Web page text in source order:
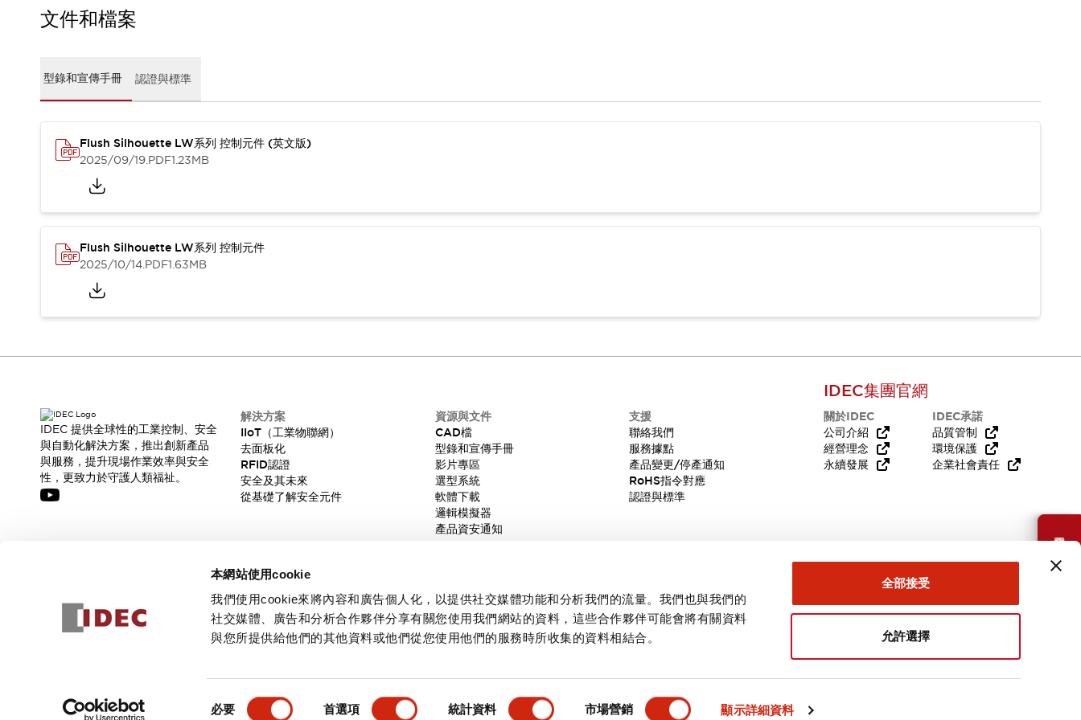
本網站使用cookie
我們使用cookie來將內容和廣告個人化，以提供社交媒體功能和分析我們的流量。我們也與我們的
社交媒體、廣告和分析合作夥伴分享有關您使用我們網站的資料，這些合作夥伴可能會將有關資料
與您所提供給他們的其他資料或他們從您使用他們的服務時所收集的資料相結合。
必要 首選項 統計資料 市場營銷 顯示詳細資料
全部接受
允許選擇
型錄和宣傳手冊
軟體下載
邏輯模擬器
產品資安通知
服務據點
產品變更/停產通知
需要幫助嗎？
文件和檔案
型錄和宣傳手冊 認證與標準
Flush Silhouette LW系列 控制元件 (英文版)
2025/09/19.PDF1.23MB
Flush Silhouette LW系列 控制元件
2025/10/14.PDF1.63MB
產品詳情 主要特點 規格 文件和檔案
IDEC 提供全球性的工業控制、安全
與自動化解決方案，推出創新產品
與服務，提升現場作業效率與安全
性，更致力於守護人類福祉。
解決方案
IIoT（工業物聯網）
去面板化
RFID認證
安全及其未來
從基礎了解安全元件
資源與文件
CAD檔
型錄和宣傳手冊
影片專區
選型系統
軟體下載
邏輯模擬器
產品資安通知
支援
聯絡我們
服務據點
產品變更/停產通知
RoHS指令對應
認證與標準
IDEC集團官網
關於IDEC
公司介紹
經營理念
永續發展
IDEC承諾
品質管制
環境保護
企業社會責任
訂閱
隱私權政策使用條款 台灣